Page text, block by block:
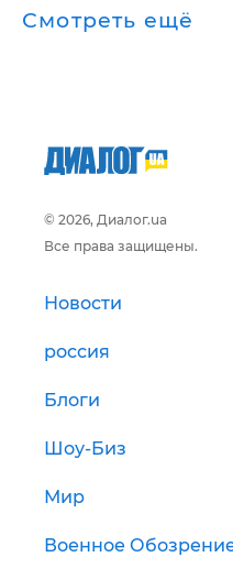
Смотреть ещё
© 2026, Диалог.ua
Все права защищены.
Новости
россия
Блоги
Шоу-Биз
Мир
Военное